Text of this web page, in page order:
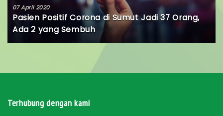
07 April 2020
Pasien Positif Corona di Sumut Jadi 37 Orang,
Ada 2 yang Sembuh
Terhubung dengan kami